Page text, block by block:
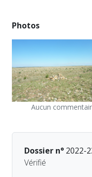
Photos
Aucun
Dossier n° 2022-
Vérifié